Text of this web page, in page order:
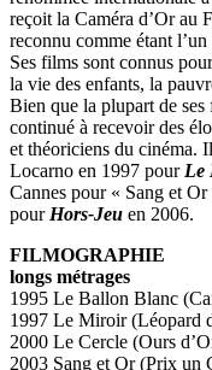
reçoit la Caméra d’Or au
reconnu comme étant
Ses films sont connus
la vie des enfants, la
Bien que la plupart de ses
continué à recevoir des
et théoriciens du cinéma.
Locarno en 1997 pour Le
Cannes pour « Sang et
pour Hors-Jeu en 2006.
FILMOGRAPHIE
longs métrages
1995 Le Ballon Blanc
1997 Le Miroir (Léopard
2000 Le Cercle (Ours
2003 Sang et Or (Prix un